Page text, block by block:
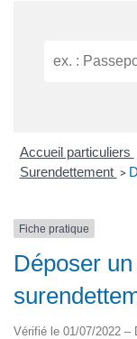
Accueil particuliers
Surendettement >
Fiche pratique
Déposer
Vérifié le 01/07/2022 –